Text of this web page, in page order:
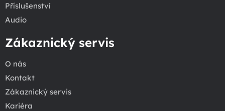
Příslušenství
Audio
Zákaznický servis
O nás
Kontakt
Zákaznický servis
Kariéra